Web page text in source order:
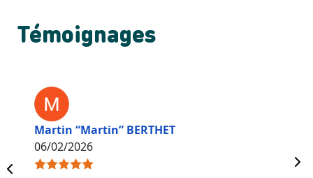
Témoignages
Martin “Martin” BERTHET
06/02/2026